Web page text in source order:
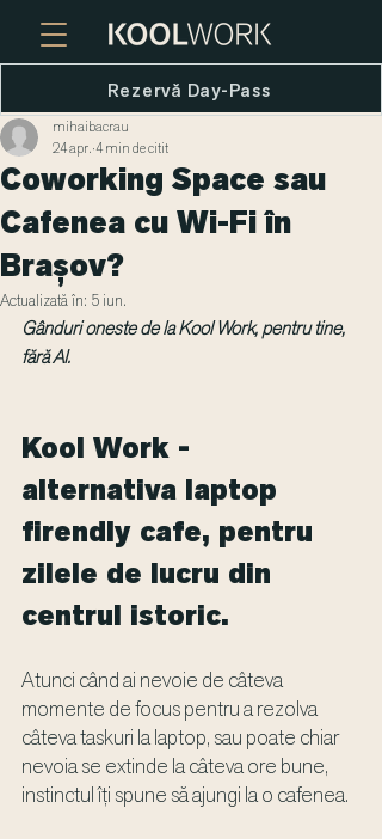
Rezervă Day-Pass
Coworking Space sau
Cafenea cu Wi-Fi în
Brașov?
mihaibacrau
24 apr. 4 min de citit
Actualizată în: 5 iun.
Gânduri oneste de la Kool Work, pentru tine,
fără AI.
Kool Work -
alternativa laptop
firendly cafe, pentru
zilele de lucru din
centrul istoric.
Atunci când ai nevoie de câteva
momente de focus pentru a rezolva
câteva taskuri la laptop, sau poate chiar
nevoia se extinde la câteva ore bune,
instinctul îți spune să ajungi la o cafenea.